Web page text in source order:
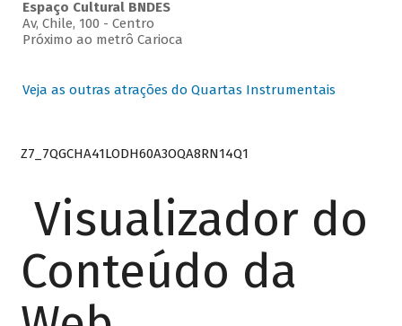
Espaço Cultural BNDES
Av, Chile, 100 - Centro
Próximo ao metrô Carioca
Veja as outras atrações do Quartas Instrumentais
Z7_7QGCHA41LODH60A3OQA8RN14Q1
Visualizador do
Conteúdo da